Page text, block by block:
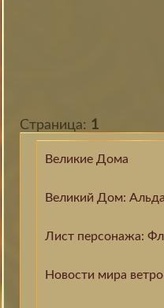
Страница: 1
Великие Дома
Великий Дом:
Лист персонажа:
Новости мира